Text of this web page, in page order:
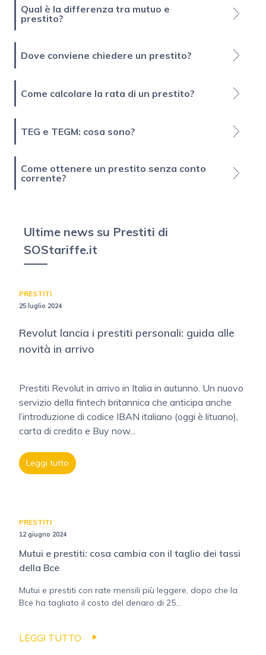
Qual è la differenza tra mutuo e
prestito?
Dove conviene chiedere un prestito?
Come calcolare la rata di un prestito?
TEG e TEGM: cosa sono?
Come ottenere un prestito senza conto
corrente?
Ultime news su Prestiti di
SOStariffe.it
PRESTITI
25 luglio 2024
Revolut lancia i prestiti personali: guida alle
novità in arrivo
Prestiti Revolut in arrivo in Italia in autunno. Un nuovo
servizio della fintech britannica che anticipa anche
l’introduzione di codice IBAN italiano (oggi è lituano),
carta di credito e Buy now...
Leggi tutto
PRESTITI
12 giugno 2024
Mutui e prestiti: cosa cambia con il taglio dei tassi
della Bce
Mutui e prestiti con rate mensili più leggere, dopo che la
Bce ha tagliato il costo del denaro di 25...
LEGGI TUTTO